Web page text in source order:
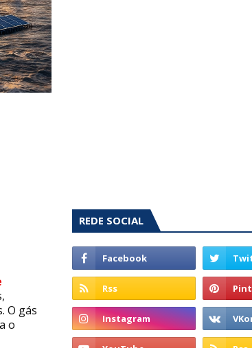
O gás
o
REDE SOCIAL